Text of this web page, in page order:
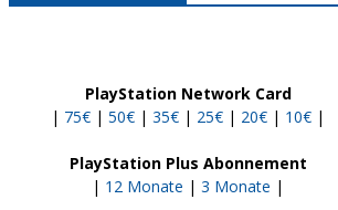
PlayStation Network Card
| 75€ | 50€ | 35€ | 25€ | 20€ | 10€ |
PlayStation Plus Abonnement
| 12 Monate | 3 Monate |